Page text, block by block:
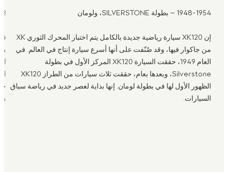
1948-1954 – بطولة SILVERSTONE، ولومان
إن XK120 سيارة رياضية جديدة بالكامل يتم اختبار المحرك الثوري XK
من جاكوار فيها، وقد صُنّفت على أنها أسرع سيارة إنتاج في العالم. في
العام 1949، حققت السيارة XK120 المركز الأول في بطولة
Silverstone، وبعدها بعام، حققت ثلاث سيارات من الطراز XK120
الظهور الأول لها في بطولة لومان. إنها بداية لعصر جديد في رياضة سباق
السيارات.